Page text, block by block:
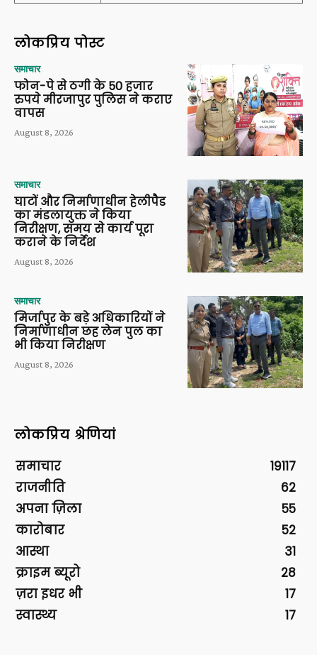
लोकप्रिय पोस्ट
समाचार
फोन-पे से ठगी के 50 हजार
रुपये मीरजापुर पुलिस ने कराए
वापस
August 8, 2026
समाचार
घाटों और निर्माणाधीन हेलीपैड
का मंडलायुक्त ने किया
निरीक्षण, समय से कार्य पूरा
कराने के निर्देश
August 8, 2026
समाचार
मिर्जापुर के बड़े अधिकारियों ने
निर्माणाधीन छह लेन पुल का
भी किया निरीक्षण
August 8, 2026
लोकप्रिय श्रेणियां
समाचार
19117
राजनीति
62
अपना ज़िला
55
कारोबार
52
आस्था
31
क्राइम ब्यूरो
28
ज़रा इधर भी
17
स्वास्थ्य
17